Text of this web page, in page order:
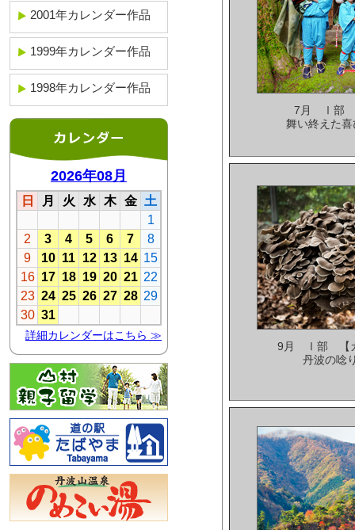
7月 Ⅰ部
舞い終えた
9月 Ⅰ部 【カ
丹波の唸
2001年カレンダー作品
1999年カレンダー作品
1998年カレンダー作品